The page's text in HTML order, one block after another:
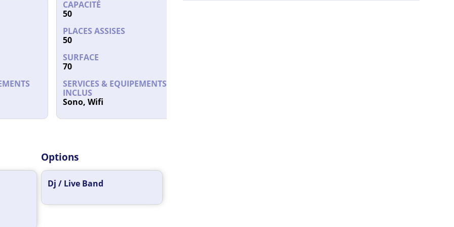
CAPACITÉ
50
PLACES ASSISES
50
SURFACE
70
SERVICES & EQUIPEMENTS
INCLUS
Sono, Wifi
Options
Dj / Live Band